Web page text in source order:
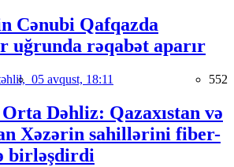
Cənubi Qafqazda
uğrunda rəqabət aparır
05 avqust, 18:11 552
Dəhliz: Qazaxıstan və
Xəzərin sahillərini fiber-
birləşdirdi